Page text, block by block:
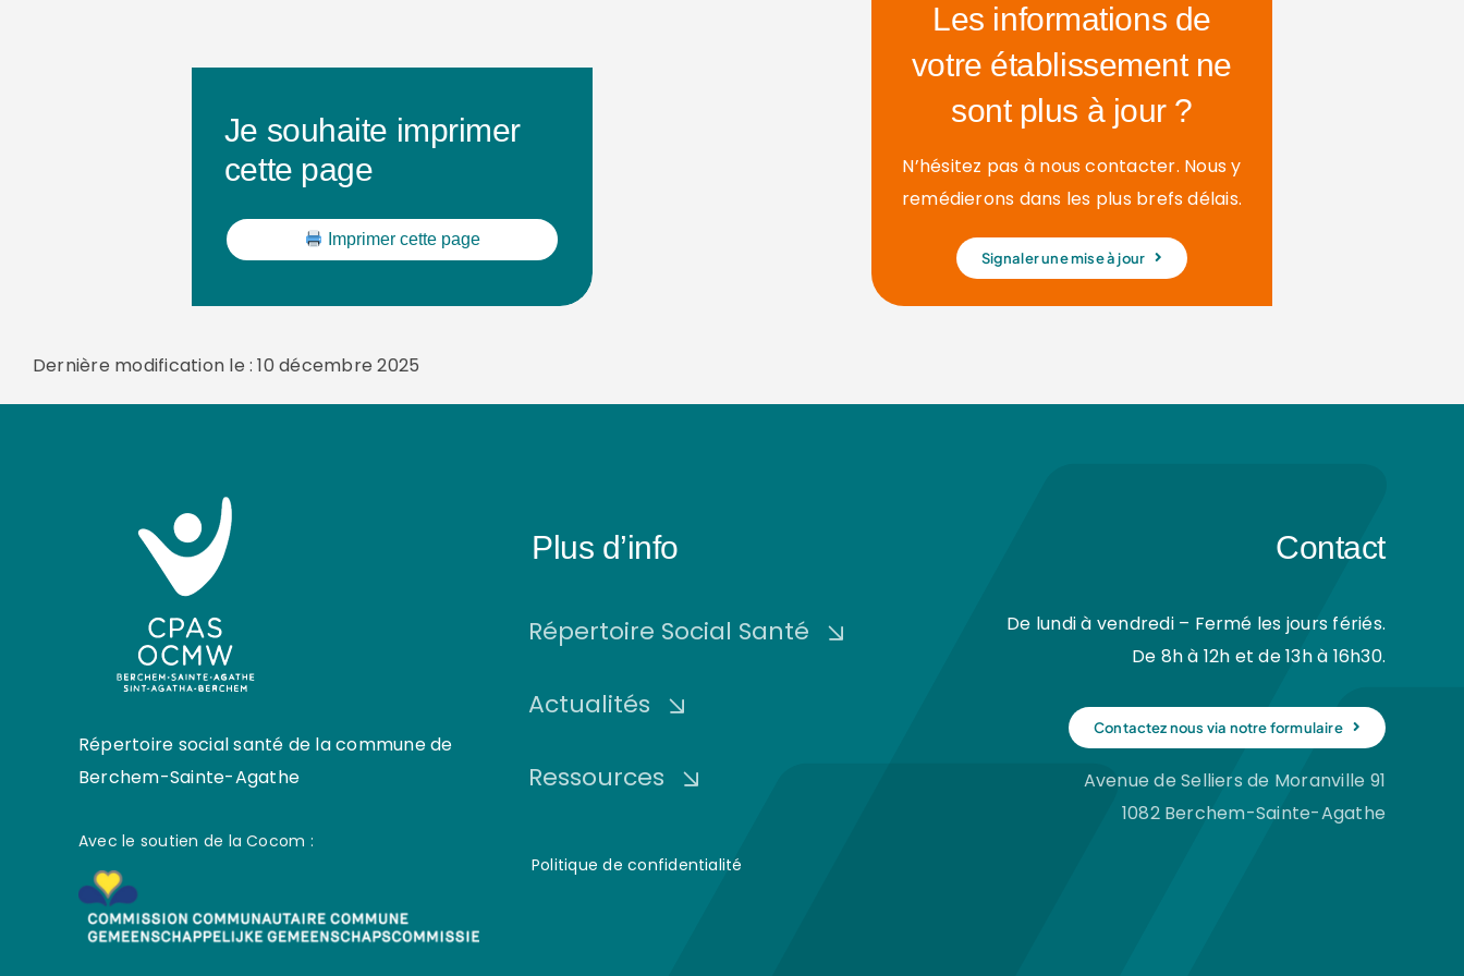
Je souhaite imprimer
cette page
Imprimer cette page
Les informations de
votre établissement ne
sont plus à jour ?
N’hésitez pas à nous contacter. Nous y
remédierons dans les plus brefs délais.
Signaler une mise à jour
Dernière modification le : 10 décembre 2025
Répertoire social santé de la commune de
Berchem-Sainte-Agathe
Avec le soutien de la Cocom :
Plus d’info
Répertoire Social Santé
Actualités
Ressources
Politique de confidentialité
Contact
De lundi à vendredi – Fermé les jours fériés.
De 8h à 12h et de 13h à 16h30.
Contactez nous via notre formulaire
Avenue de Selliers de Moranville 91
1082 Berchem-Sainte-Agathe